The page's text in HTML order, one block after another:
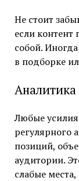
Не стоит
если контент
собой.
в подборке
Любые
регулярного
позиций,
аудитории.
слабые